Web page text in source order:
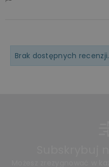
Brak dostępnych recenzji.